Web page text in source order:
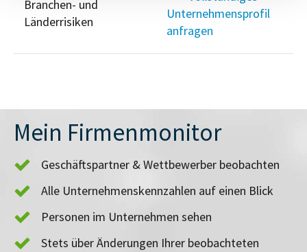
Branchen- und
Länderrisiken
Unternehmensprofil
anfragen
Mein Firmenmonitor
Geschäftspartner & Wettbewerber beobachten
Alle Unternehmenskennzahlen auf einen Blick
Personen im Unternehmen sehen
Stets über Änderungen Ihrer beobachteten